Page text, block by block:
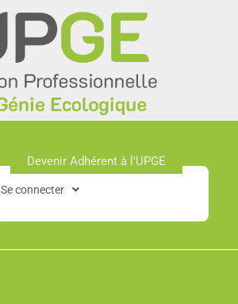
Devenir Adhérent à l'UPGE​
Se connecter